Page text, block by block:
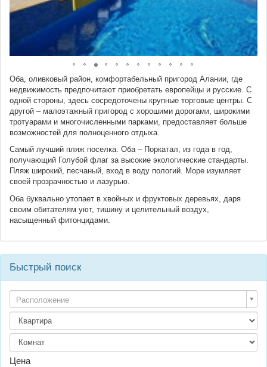
Оба, оливковый район, комфортабельный пригород Алании, где
недвижимость предпочитают приобретать европейцы и русские. С
одной стороны, здесь сосредоточены крупные торговые центры. С
другой – малоэтажный пригород с хорошими дорогами, широкими
тротуарами и многочисленными парками, предоставляет больше
возможностей для полноценного отдыха.
Самый лучший пляж поселка. Оба – Поркатал, из года в год,
получающий Голубой флаг за высокие экологические стандарты.
Пляж широкий, песчаный, вход в воду пологий. Море изумляет
своей прозрачностью и лазурью.
Оба буквально утопает в хвойных и фруктовых деревьях, даря
своим обитателям уют, тишину и целительный воздух,
насыщенный фитонцидами.
Быстрый поиск
Расположение
Цена